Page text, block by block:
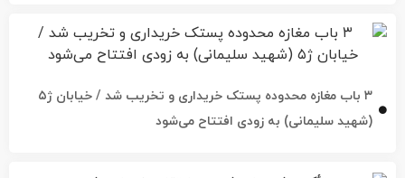
۳ باب مغازه محدوده پستک خریداری و تخریب شد / خیابان ژ۵
(شهید سلیمانی) به زودی افتتاح می‌شود